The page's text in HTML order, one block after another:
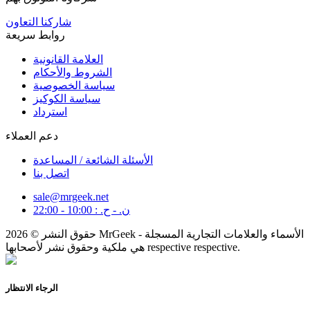
شاركنا التعاون
العلامة القانونية
الشروط والأحكام
سياسة الخصوصية
سياسة الكوكيز
استرداد
الأسئلة الشائعة / المساعدة
اتصل بنا
sale@mrgeek.net
ن. - ح. : 10:00 - 22:00
حقوق النشر © 2026 MrGeek - الأسماء والعلامات التجارية المسجلة
هي ملكية وحقوق نشر لأصحابها respective respective.
الرجاء الانتظار